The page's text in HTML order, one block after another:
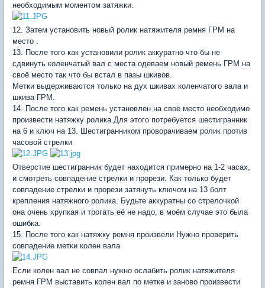
необходимым моментом затяжки.
12. Затем установить новый ролик натяжителя ремня ГРМ на
место .
13. После того как установили ролик аккуратно что бы не
сдвинуть коленчатый вал с места одеваем новый ремень ГРМ на
своё место так что бы встал в пазы шкивов.
Метки выдерживаются только на дух шкивах коленчатого вала и
шкива ГРМ.
14. После того как ремень установлен на своё место необходимо
произвести натяжку ролика.Для этого потребуется шестигранник
на 6 и ключ на 13. Шестигранником проворачиваем ролик против
часовой стрелки
Отверстие шестигранник будет находится примерно на 1-2 часах,
и смотреть совпадение стрелки и прорези. Как только будет
совпадение стрелки и прорези затянуть ключом на 13 болт
крепления натяжного ролика. Будьте аккуратны со стрелочкой
она очень хрупкая и трогать её не надо, в моём случае это была
ошибка.
15. После того как натяжку ремня произвели Нужно проверить
совпадение метки колен вала
Если колен вал не совпал нужно ослабить ролик натяжителя
ремня ГРМ выставить колен вал по метке и заново произвести